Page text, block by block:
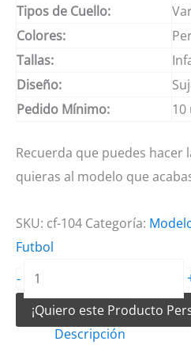
Tipos de Cuello:
Colores:
Tallas:
Diseño:
Pedido Mínimo:
10
Recuerda que puedes hacer
quieras al modelo que
SKU: cf-104 Categoría:
Futbol
-
Camiseta
de
futbol
alienígena
¡Quiero este Producto
Descripción